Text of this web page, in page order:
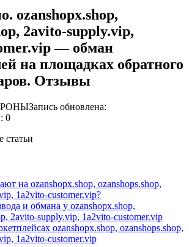
ozanshopx.shop,
2avito-supply.vip,
— обман
на площадках обратного
Отзывы
Запись обновлена:
0
статьи
на ozanshopx.shop, ozanshops.shop,
1a2vito-customer.vip?
и обмана у ozanshopx.shop,
2avito-supply.vip, 1a2vito-customer.vip
ozanshopx.shop, ozanshops.shop,
1a2vito-customer.vip